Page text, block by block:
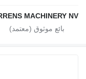
MACHINERY NV